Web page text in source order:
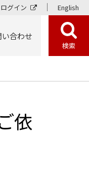
グイン English
い合わせ
検索
依